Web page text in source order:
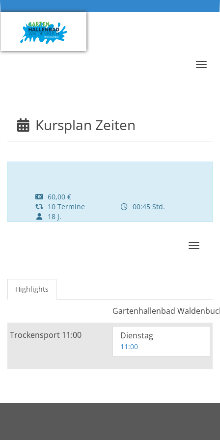
Kursplan Zeiten
60,00 €
10 Termine
00:45 Std.
18 J.
Highlights
Gartenhallenbad
Trockensport 11:00 Dienstag
11:00